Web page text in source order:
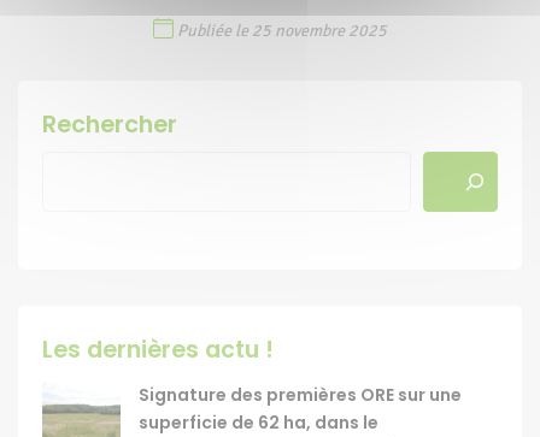
Publiée le 25 novembre 2025
Rechercher
Les dernières actu !
Signature des premières ORE sur une
superficie de 62 ha, dans le